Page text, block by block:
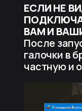
ЕСЛИ НЕ
ВАМ И
После
галочки в
частную и